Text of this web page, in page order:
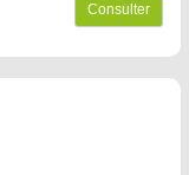
Consulter